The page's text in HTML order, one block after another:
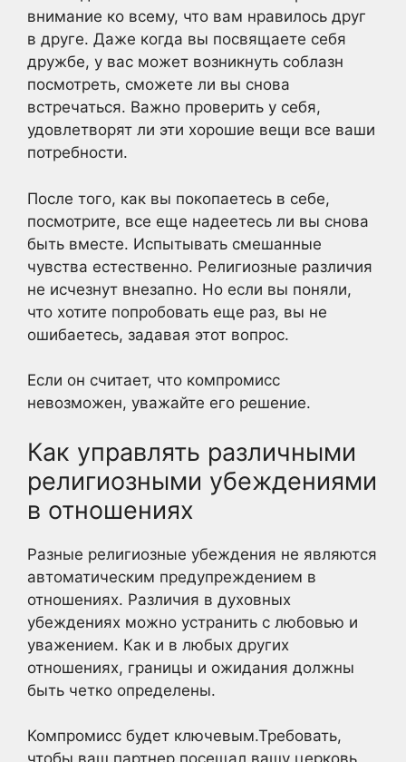
внимание ко всему, что вам нравилось друг
в друге. Даже когда вы посвящаете себя
дружбе, у вас может возникнуть соблазн
посмотреть, сможете ли вы снова
встречаться. Важно проверить у себя,
удовлетворят ли эти хорошие вещи все ваши
потребности.
После того, как вы покопаетесь в себе,
посмотрите, все еще надеетесь ли вы снова
быть вместе. Испытывать смешанные
чувства естественно. Религиозные различия
не исчезнут внезапно. Но если вы поняли,
что хотите попробовать еще раз, вы не
ошибаетесь, задавая этот вопрос.
Если он считает, что компромисс
невозможен, уважайте его решение.
Как управлять различными
религиозными убеждениями
в отношениях
Разные религиозные убеждения не являются
автоматическим предупреждением в
отношениях. Различия в духовных
убеждениях можно устранить с любовью и
уважением. Как и в любых других
отношениях, границы и ожидания должны
быть четко определены.
Компромисс будет ключевым.Требовать,
чтобы ваш партнер посещал вашу церковь,